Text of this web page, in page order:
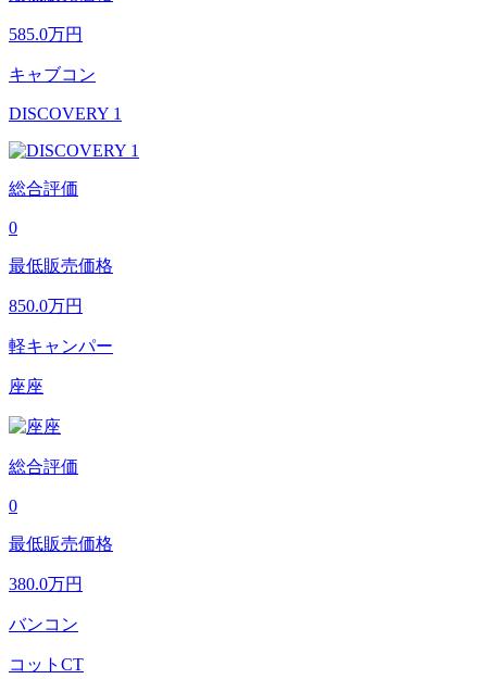
585.0万円
キャブコン
DISCOVERY 1
総合評価
0
最低販売価格
850.0万円
軽キャンパー
座座
総合評価
0
最低販売価格
380.0万円
バンコン
コットCT